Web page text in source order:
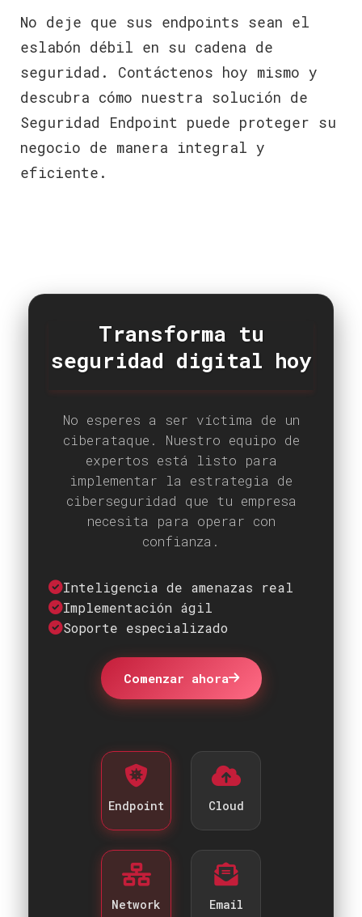
No deje que sus endpoints sean el
eslabón débil en su cadena de
seguridad. Contáctenos hoy mismo y
descubra cómo nuestra solución de
Seguridad Endpoint puede proteger su
negocio de manera integral y
eficiente.
Transforma tu
seguridad digital hoy
No esperes a ser víctima de un
ciberataque. Nuestro equipo de
expertos está listo para
implementar la estrategia de
ciberseguridad que tu empresa
necesita para operar con
confianza.
Inteligencia de amenazas real
Implementación ágil
Soporte especializado
Comenzar ahora
Endpoint Cloud
Network Email